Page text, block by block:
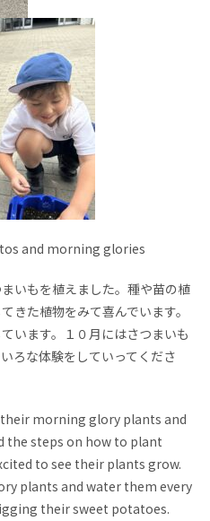
and morning glories
いもを植えました。種や苗の植
きた植物をみて喜んでいます。
います。１０月にはさつまいも
ろな体験をしていってくださ
morning glory plants and
the steps on how to plant
to see their plants grow.
plants and water them every
their sweet potatoes.